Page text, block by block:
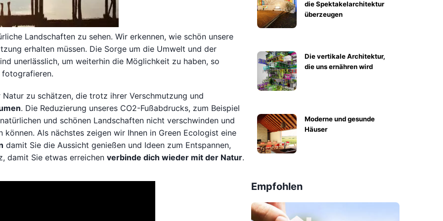
Landschaften zu sehen. Wir erkennen, wie schön unsere
erhalten müssen. Die Sorge um die Umwelt und der
unerlässlich, um weiterhin die Möglichkeit zu haben, so
fotografieren.
zu schätzen, die trotz ihrer Verschmutzung und
. Die Reduzierung unseres CO2-Fußabdrucks, zum Beispiel
und schönen Landschaften nicht verschwinden und
Als nächstes zeigen wir Ihnen in Green Ecologist eine
damit Sie die Aussicht genießen und Ideen zum Entspannen,
damit Sie etwas erreichen verbinde dich wieder mit der Natur.
die Spektakelarchitektur
überzeugen
Die vertikale Architektur,
die uns ernähren wird
Moderne und gesunde
Häuser
Empfohlen